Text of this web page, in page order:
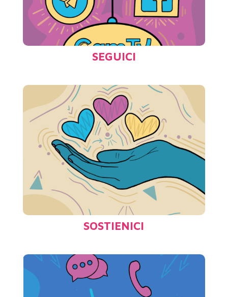
SEGUICI
SOSTIENICI
Scegli di sostenerci oltre ogni limite!…
clicca qui
)
SOSTIENICI